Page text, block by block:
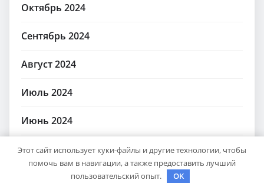
Октябрь 2024
Сентябрь 2024
Август 2024
Июль 2024
Июнь 2024
Май 2024
Апрель 2024
Этот сайт использует куки-файлы и другие технологии, чтобы
помочь вам в навигации, а также предоставить лучший
пользовательский опыт.
OK